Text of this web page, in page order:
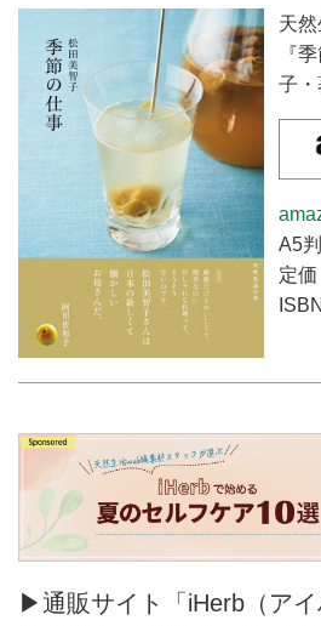
天
『
子・
A5判
定
▶通販サイト「iHerb（ア